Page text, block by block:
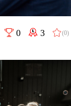
0 3 (0)